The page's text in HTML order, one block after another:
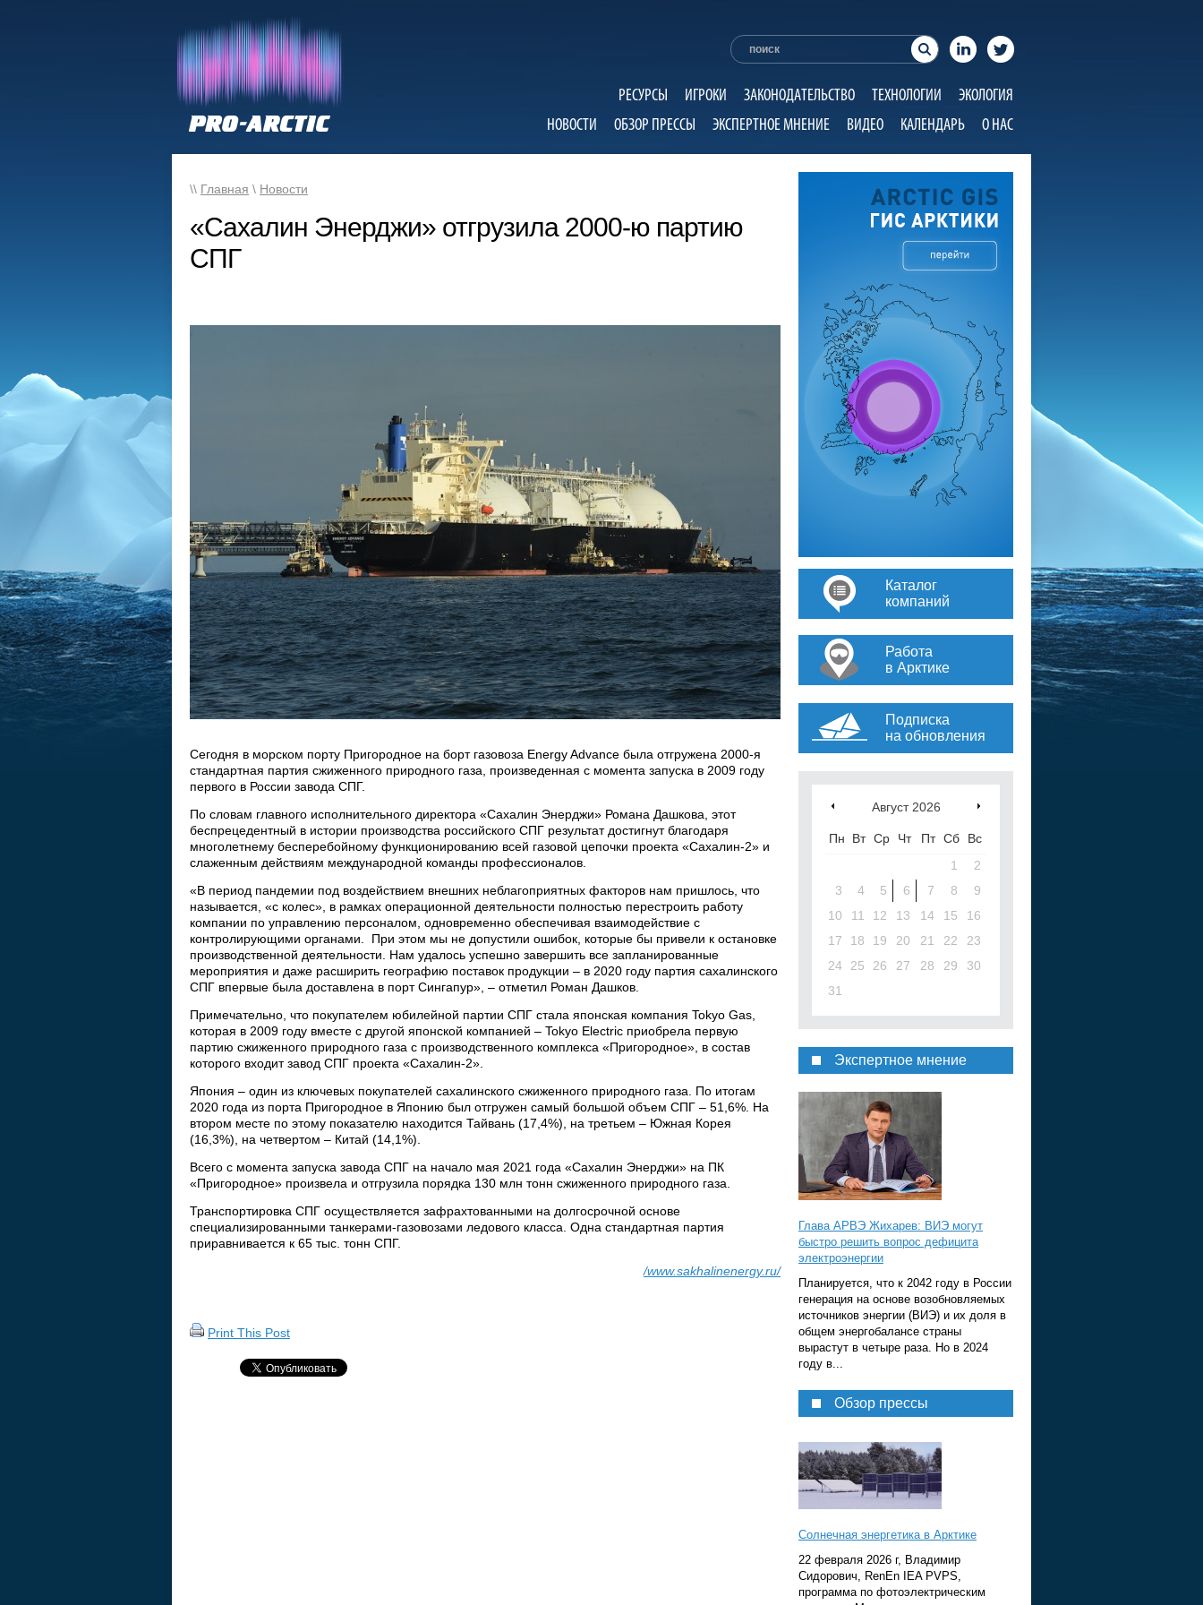
РЕСУРСЫ ИГРОКИ ЗАКОНОДАТЕЛЬСТВО ТЕХНОЛОГИИ
ЭКОЛОГИЯ
НОВОСТИ
ОБЗОР ПРЕССЫ ЭКСПЕРТНОЕ МНЕНИЕ ВИДЕО КАЛЕНДАРЬ О НАС
\\ Главная \ Новости
«Сахалин Энерджи» отгрузила 2000-ю партию
СПГ
Сегодня в морском порту Пригородное на борт газовоза Energy Advance была отгружена 2000-я
стандартная партия сжиженного природного газа, произведенная с момента запуска в 2009 году
первого в России завода СПГ.
По словам главного исполнительного директора «Сахалин Энерджи» Романа Дашкова, этот
беспрецедентный в истории производства российского СПГ результат достигнут благодаря
многолетнему бесперебойному функционированию всей газовой цепочки проекта «Сахалин-2» и
слаженным действиям международной команды профессионалов.
«В период пандемии под воздействием внешних неблагоприятных факторов нам пришлось, что
называется, «с колес», в рамках операционной деятельности полностью перестроить работу
компании по управлению персоналом, одновременно обеспечивая взаимодействие с
контролирующими органами. При этом мы не допустили ошибок, которые бы привели к остановке
производственной деятельности. Нам удалось успешно завершить все запланированные
мероприятия и даже расширить географию поставок продукции – в 2020 году партия сахалинского
СПГ впервые была доставлена в порт Сингапур», – отметил Роман Дашков.
Примечательно, что покупателем юбилейной партии СПГ стала японская компания Tokyo Gas,
которая в 2009 году вместе с другой японской компанией – Tokyo Electric приобрела первую
партию сжиженного природного газа с производственного комплекса «Пригородное», в состав
которого входит завод СПГ проекта «Сахалин-2».
Япония – один из ключевых покупателей сахалинского сжиженного природного газа. По итогам
2020 года из порта Пригородное в Японию был отгружен самый большой объем СПГ – 51,6%. На
втором месте по этому показателю находится Тайвань (17,4%), на третьем – Южная Корея
(16,3%), на четвертом – Китай (14,1%).
Всего с момента запуска завода СПГ на начало мая 2021 года «Сахалин Энерджи» на ПК
«Пригородное» произвела и отгрузила порядка 130 млн тонн сжиженного природного газа.
Транспортировка СПГ осуществляется зафрахтованными на долгосрочной основе
специализированными танкерами-газовозами ледового класса. Одна стандартная партия
приравнивается к 65 тыс. тонн СПГ.
/www.sakhalinenergy.ru/
Print This Post
Каталог
компаний
Работа
в Арктике
Подписка
на обновления
Август 2026
Пн Вт Ср Чт Пт Сб
Вс
1
2
3
4 5 6 7 8
9
10
11 12 13 14 15
16
17
18 19 20 21 22
23
24
25 26 27 28 29
30
31
Экспертное мнение
Глава АРВЭ Жихарев: ВИЭ могут
быстро решить вопрос дефицита
электроэнергии
Планируется, что к 2042 году в России
генерация на основе возобновляемых
источников энергии (ВИЭ) и их доля в
общем энергобалансе страны
вырастут в четыре раза. Но в 2024
году в...
Обзор прессы
Солнечная энергетика в Арктике
22 февраля 2026 г, Владимир
Сидорович, RenEn IEA PVPS,
программа по фотоэлектрическим